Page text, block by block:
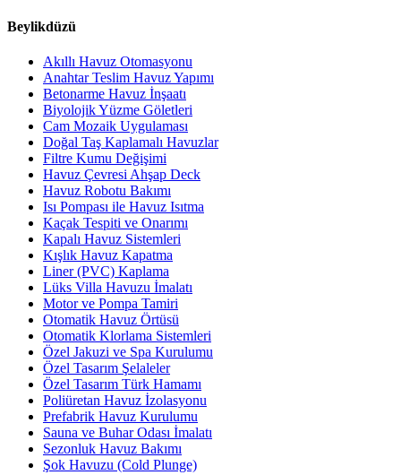
Beylikdüzü
Akıllı Havuz Otomasyonu
Anahtar Teslim Havuz Yapımı
Betonarme Havuz İnşaatı
Biyolojik Yüzme Göletleri
Cam Mozaik Uygulaması
Doğal Taş Kaplamalı Havuzlar
Filtre Kumu Değişimi
Havuz Çevresi Ahşap Deck
Havuz Robotu Bakımı
Isı Pompası ile Havuz Isıtma
Kaçak Tespiti ve Onarımı
Kapalı Havuz Sistemleri
Kışlık Havuz Kapatma
Liner (PVC) Kaplama
Lüks Villa Havuzu İmalatı
Motor ve Pompa Tamiri
Otomatik Havuz Örtüsü
Otomatik Klorlama Sistemleri
Özel Jakuzi ve Spa Kurulumu
Özel Tasarım Şelaleler
Özel Tasarım Türk Hamamı
Poliüretan Havuz İzolasyonu
Prefabrik Havuz Kurulumu
Sauna ve Buhar Odası İmalatı
Sezonluk Havuz Bakımı
Şok Havuzu (Cold Plunge)